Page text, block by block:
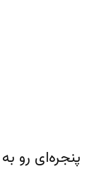
پنجره‌ای رو